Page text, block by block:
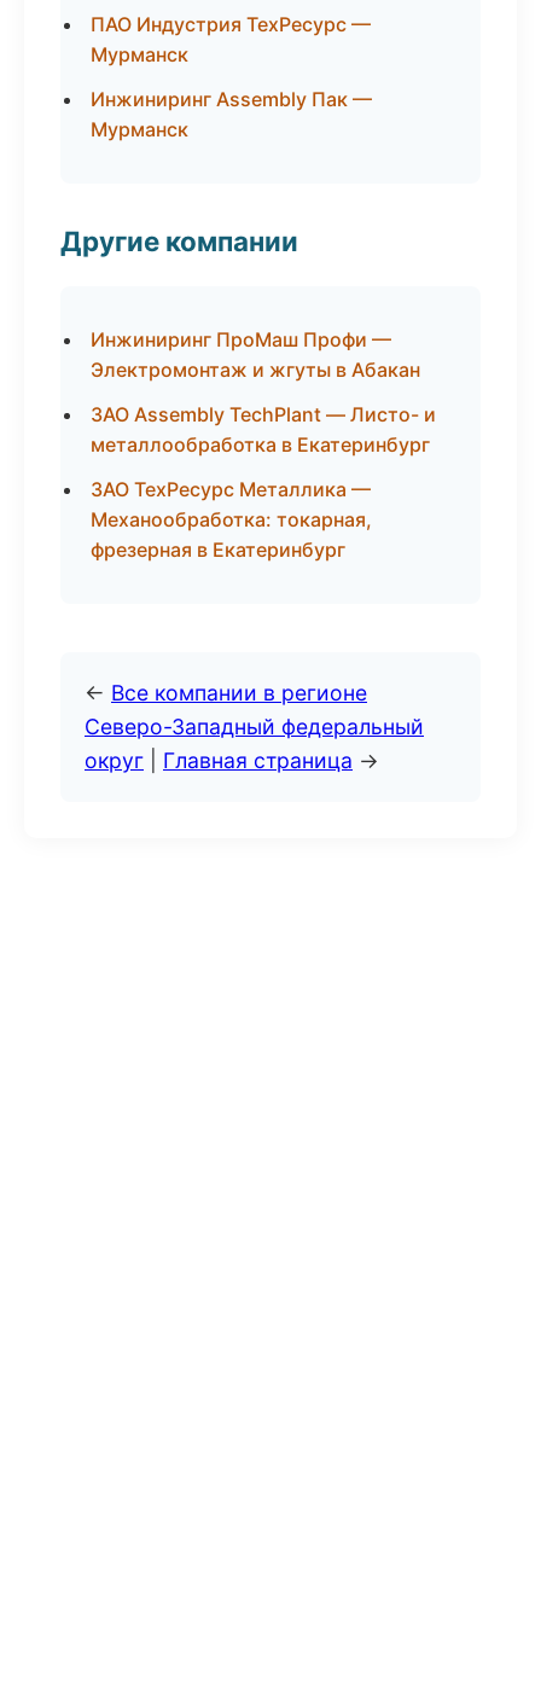
ПАО Индустрия ТехРесурс —
Мурманск
Инжиниринг Assembly Пак —
Мурманск
Другие компании
Инжиниринг ПроМаш Профи —
Электромонтаж и жгуты в Абакан
ЗАО Assembly TechPlant — Листо- и
металлообработка в Екатеринбург
ЗАО ТехРесурс Металлика —
Механообработка: токарная,
фрезерная в Екатеринбург
← Все компании в регионе
Северо-Западный федеральный
округ
Главная страница →